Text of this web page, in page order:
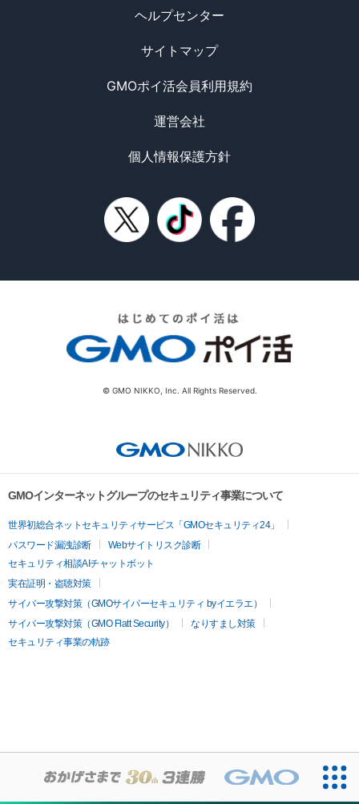
ヘルプセンター
サイトマップ
GMOポイ活会員利用規約
運営会社
個人情報保護方針
© GMO NIKKO, Inc. All Rights Reserved.
GMOインターネットグループのセキュリティ事業について
世界初総合ネットセキュリティサービス「GMOセキュリティ24」
パスワード漏洩診断
Webサイトリスク診断
セキュリティ相談AIチャットボット
実在証明・盗聴対策
サイバー攻撃対策（GMOサイバーセキュリティ byイエラエ）
サイバー攻撃対策（GMO Flatt Security）
なりすまし対策
セキュリティ事業の軌跡